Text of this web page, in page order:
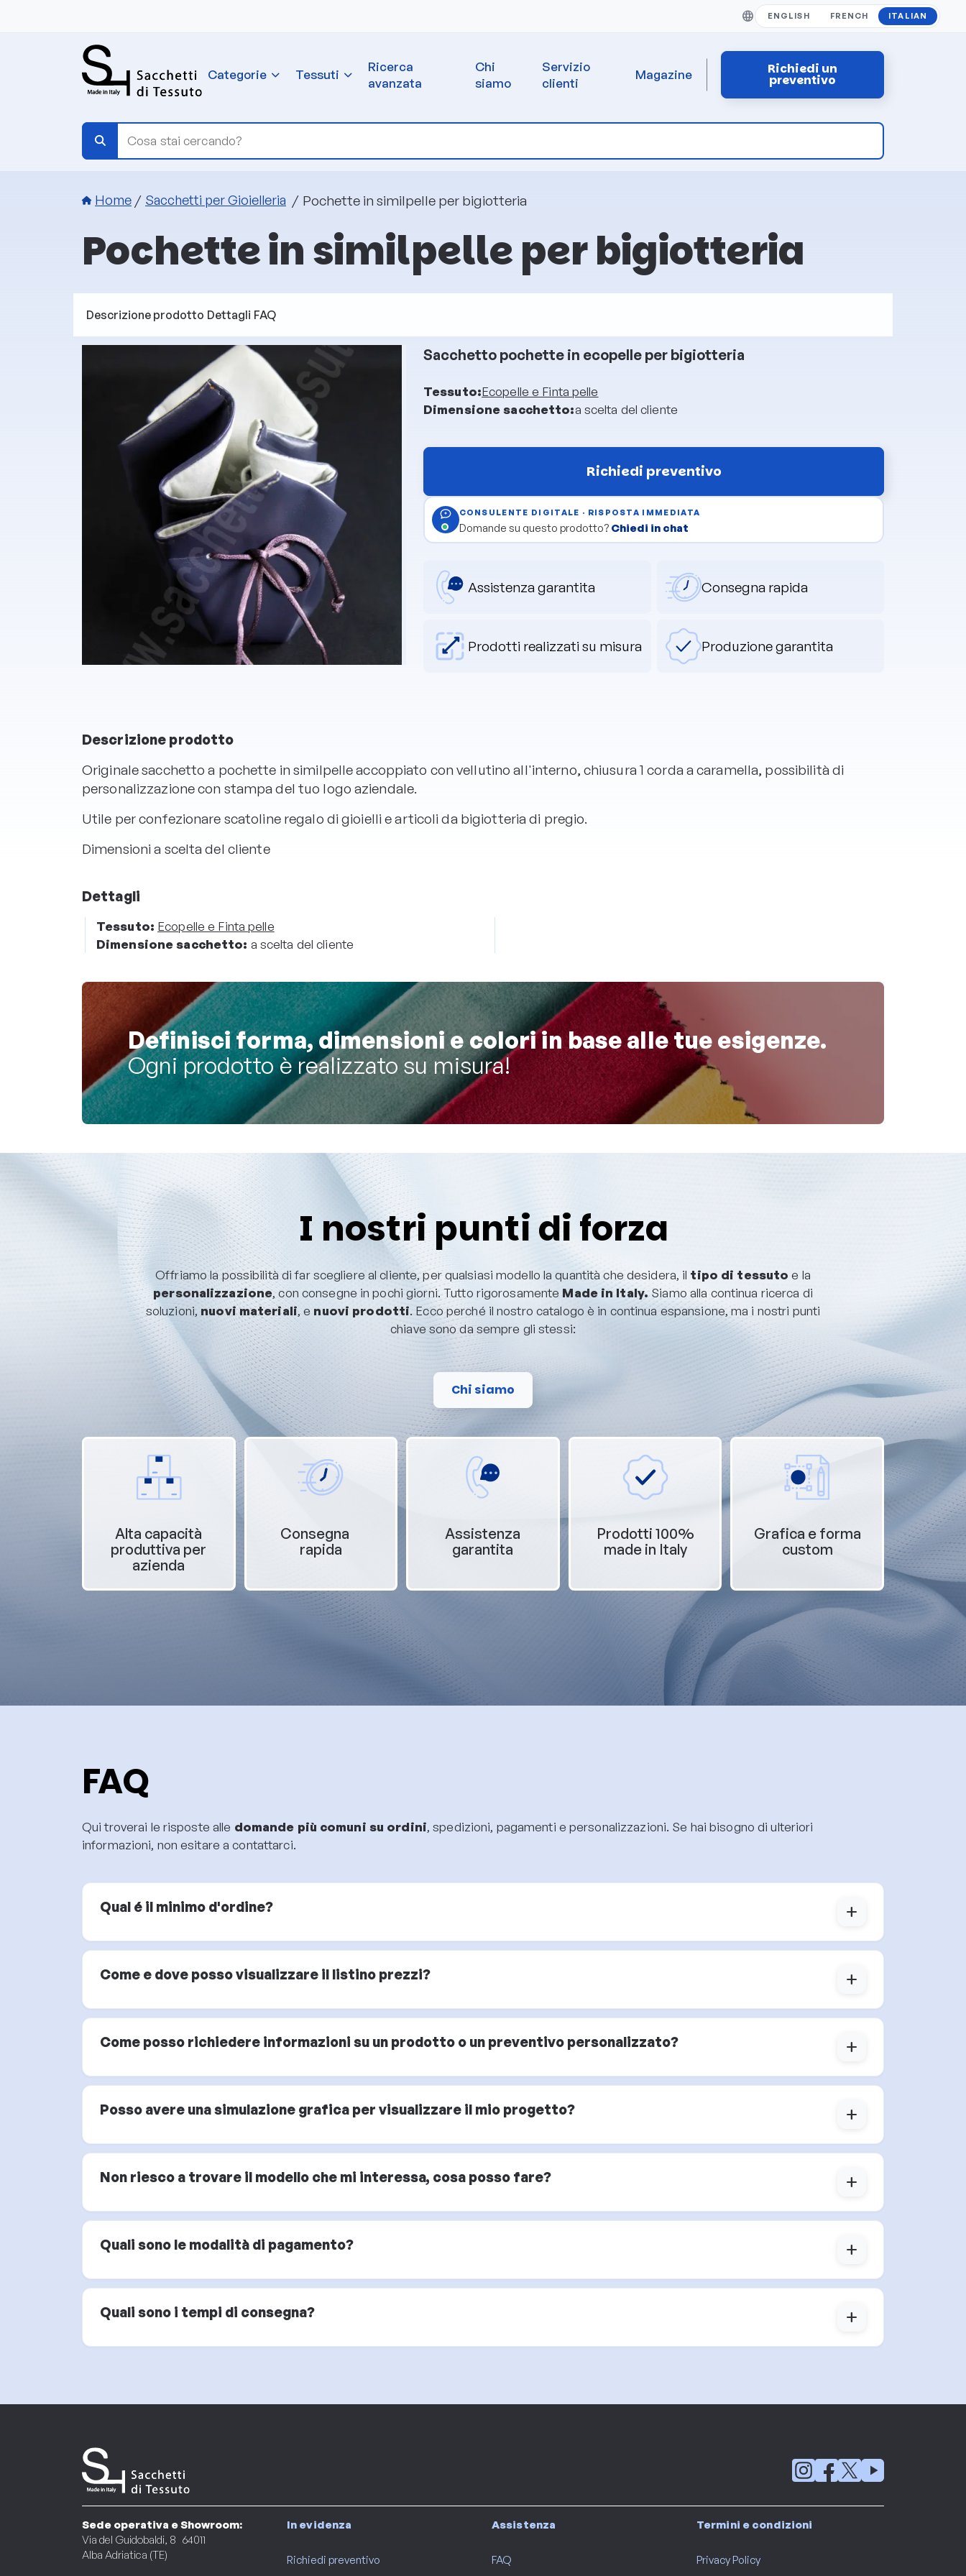
ENGLISH FRENCH ITALIAN
Categorie Tessuti
Ricerca
avanzata
Chi
siamo
Servizio
clienti
Magazine Richiedi un
preventivo
Briciole di pane
Home Sacchetti per Gioielleria Pochette in similpelle per bigiotteria
Pochette in similpelle per bigiotteria
Descrizione prodotto Dettagli FAQ
Sacchetto pochette in ecopelle per bigiotteria
Tessuto:Ecopelle e Finta pelle
Dimensione sacchetto:a scelta del cliente
Richiedi preventivo
CONSULENTE DIGITALE · RISPOSTA IMMEDIATA
Domande su questo prodotto? Chiedi in chat
Assistenza garantita Consegna rapida
Prodotti realizzati su misura Produzione garantita
Descrizione prodotto
Originale sacchetto a pochette in similpelle accoppiato con vellutino all'interno, chiusura 1 corda a caramella, possibilità di
personalizzazione con stampa del tuo logo aziendale.
Utile per confezionare scatoline regalo di gioielli e articoli da bigiotteria di pregio.
Dimensioni a scelta del cliente
Dettagli
Tessuto: Ecopelle e Finta pelle
Dimensione sacchetto: a scelta del cliente
Definisci forma, dimensioni e colori in base alle tue esigenze.
Ogni prodotto è realizzato su misura!
I nostri punti di forza
Offriamo la possibilità di far scegliere al cliente, per qualsiasi modello la quantità che desidera, il tipo di tessuto e la
personalizzazione, con consegne in pochi giorni. Tutto rigorosamente Made in Italy.Siamo alla continua ricerca di
soluzioni, nuovi materiali, e nuovi prodotti. Ecco perché il nostro catalogo è in continua espansione, ma i nostri punti
chiave sono da sempre gli stessi:
Chi siamo
Alta capacità
produttiva per
azienda
Consegna
rapida
Assistenza
garantita
Prodotti 100%
made in Italy
Grafica e forma
custom
FAQ
Qui troverai le risposte alle domande più comuni su ordini, spedizioni, pagamenti e personalizzazioni. Se hai bisogno di ulteriori
informazioni, non esitare a contattarci.
Qual é il minimo d'ordine? add
Come e dove posso visualizzare il listino prezzi? add
Come posso richiedere informazioni su un prodotto o un preventivo personalizzato? add
Posso avere una simulazione grafica per visualizzare il mio progetto? add
Non riesco a trovare il modello che mi interessa, cosa posso fare? add
Quali sono le modalità di pagamento? add
Quali sono i tempi di consegna? add
Sede operativa e Showroom:
Via del Guidobaldi, 8 64011
Alba Adriatica (TE)
In evidenza
Richiedi preventivo
Assistenza
FAQ
Termini e condizioni
Privacy Policy